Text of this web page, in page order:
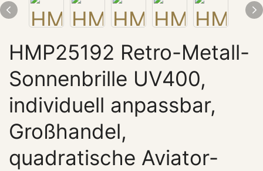
HMP25192 Retro-Metall-
Sonnenbrille UV400,
individuell anpassbar,
Großhandel,
quadratische Aviator-